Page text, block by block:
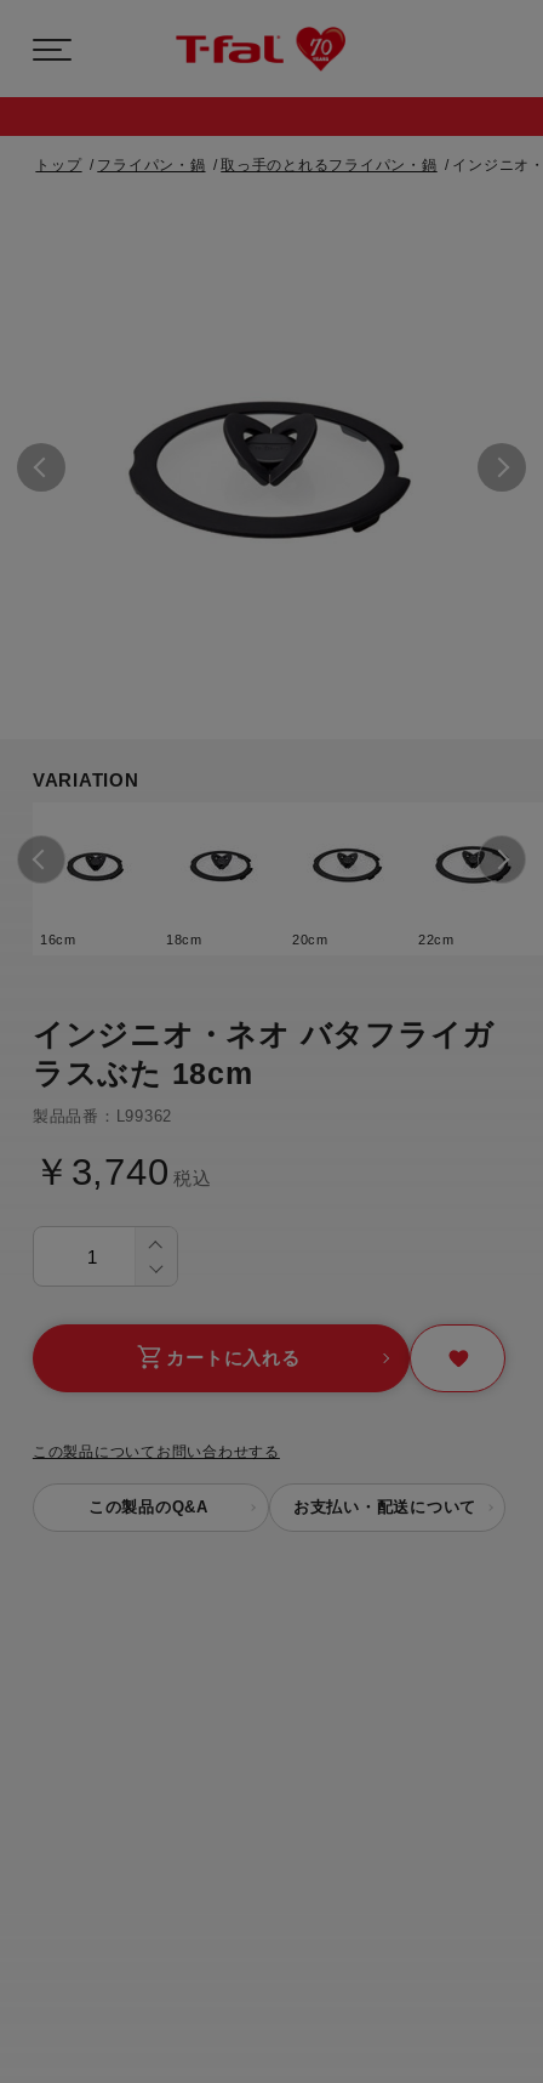
トップ フライパン・鍋 取っ手のとれるフライパン・鍋 インジニオ
インジニオ・ネオ バタフライガ
ラスぶた 18cm
製品品番：L99362
￥3,740 税込
VARIATION
16cm 18cm 20cm 22cm
カートに入れる
この製品についてお問い合わせする
この製品のQ&A お支払い・配送について